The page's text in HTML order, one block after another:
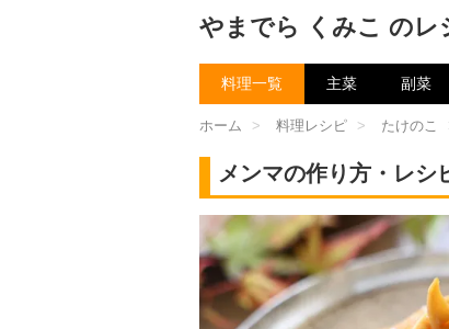
やまでら くみこ のレ
料理一覧 主菜 副菜
ホーム > 料理レシピ > たけのこ
メンマの作り方・レシ